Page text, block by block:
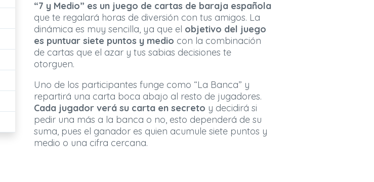
“7 y Medio” es un juego de cartas de baraja española
que te regalará horas de diversión con tus amigos. La
dinámica es muy sencilla, ya que el objetivo del juego
es puntuar siete puntos y medio con la combinación
de cartas que el azar y tus sabias decisiones te
otorguen.
Uno de los participantes funge como “La Banca” y
repartirá una carta boca abajo al resto de jugadores.
Cada jugador verá su carta en secreto y decidirá si
pedir una más a la banca o no, esto dependerá de su
suma, pues el ganador es quien acumule siete puntos y
medio o una cifra cercana.